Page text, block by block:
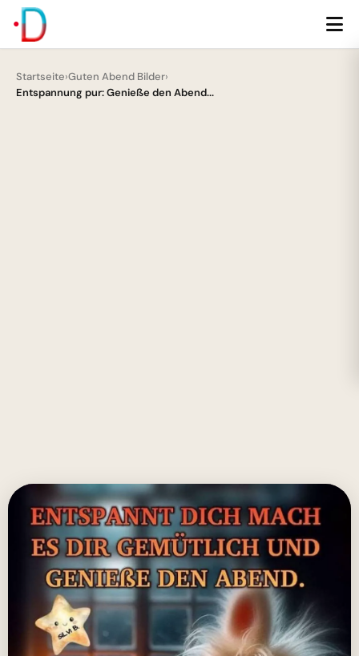
Startseite›Guten Abend Bilder›
Entspannung pur: Genieße den Abend...